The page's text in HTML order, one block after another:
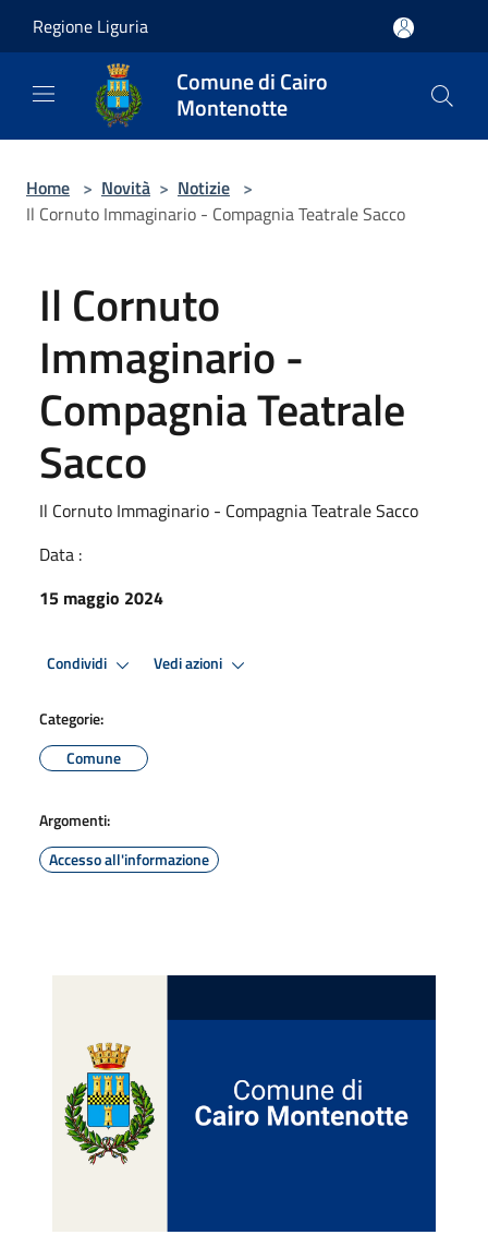
Regione Liguria
Comune di Cairo
Montenotte
Home > Novità > Notizie >
Il Cornuto Immaginario - Compagnia Teatrale Sacco
Il Cornuto
Immaginario -
Compagnia Teatrale
Sacco
Il Cornuto Immaginario - Compagnia Teatrale Sacco
Data :
15 maggio 2024
Condividi Vedi azioni
Categorie:
Comune
Argomenti:
Accesso all'informazione